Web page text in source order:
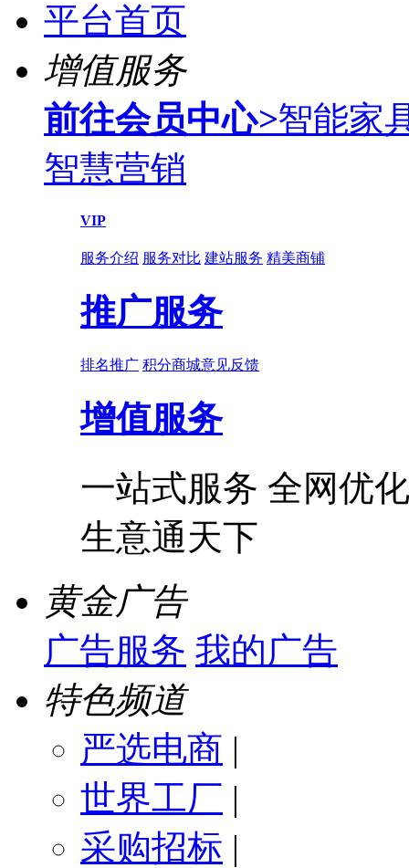
平台首页
增值服务
前往会员中心>智能家
智慧营销
VIP
服务介绍 服务对比 建站服务 精美商铺
推广服务
排名推广 积分商城意见反馈
增值服务
一站式服务 全网优
生意通天下
黄金广告
广告服务 我的广告
特色频道
严选电商 |
世界工厂 |
采购招标 |